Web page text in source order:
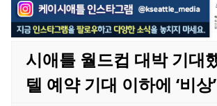
시애틀 월드컵 대박 기대
텔 예약 기대 이하에 ‘비상’